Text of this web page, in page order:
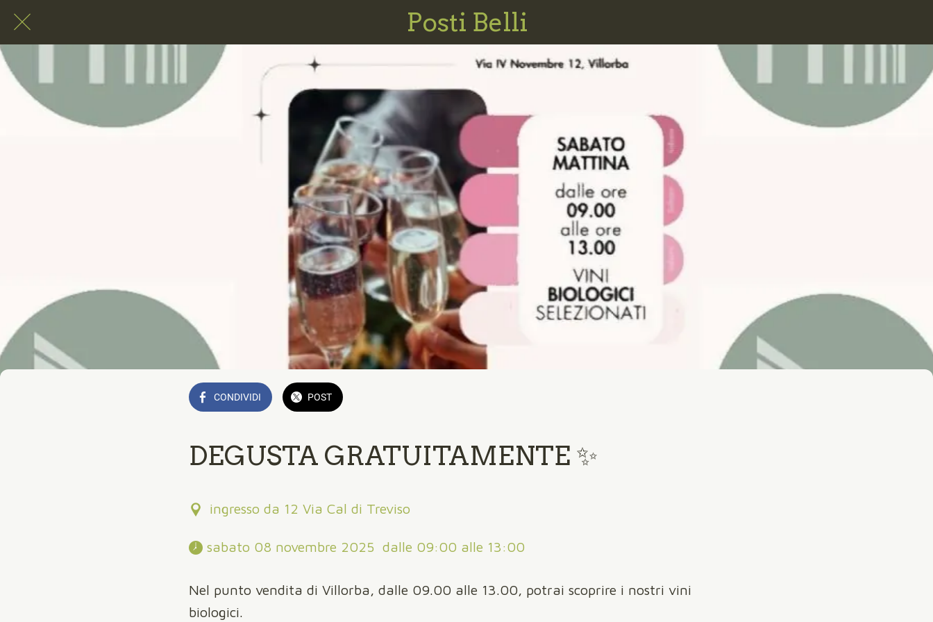
Posti Belli
CONDIVIDI POST
DEGUSTA GRATUITAMENTE ✨
ingresso da 12 Via Cal di Treviso
sabato 08 novembre 2025  dalle 09:00 alle 13:00
Nel punto vendita di Villorba, dalle 09.00 alle 13.00, potrai scoprire i nostri vini
biologici.